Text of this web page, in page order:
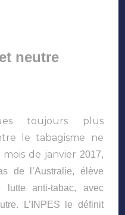
neutre
toujours plus
le tabagisme ne
mois de janvier 2017,
de l’Australie, élève
lutte anti-tabac, avec
L’INPES le définit